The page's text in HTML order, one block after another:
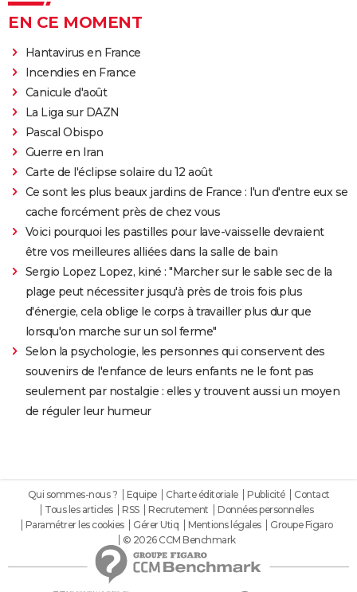
EN CE MOMENT
Hantavirus en France
Incendies en France
Canicule d'août
La Liga sur DAZN
Pascal Obispo
Guerre en Iran
Carte de l'éclipse solaire du 12 août
Ce sont les plus beaux jardins de France : l'un d'entre eux se
cache forcément près de chez vous
Voici pourquoi les pastilles pour lave-vaisselle devraient
être vos meilleures alliées dans la salle de bain
Sergio Lopez Lopez, kiné : "Marcher sur le sable sec de la
plage peut nécessiter jusqu'à près de trois fois plus
d'énergie, cela oblige le corps à travailler plus dur que
lorsqu'on marche sur un sol ferme"
Selon la psychologie, les personnes qui conservent des
souvenirs de l'enfance de leurs enfants ne le font pas
seulement par nostalgie : elles y trouvent aussi un moyen
de réguler leur humeur
Qui sommes-nous ? Equipe Charte éditoriale Publicité
Contact
Tous les articles
RSS Recrutement
Données personnelles
Paramétrer les cookies
Gérer Utiq Mentions légales
Groupe Figaro
© 2026 CCM Benchmark